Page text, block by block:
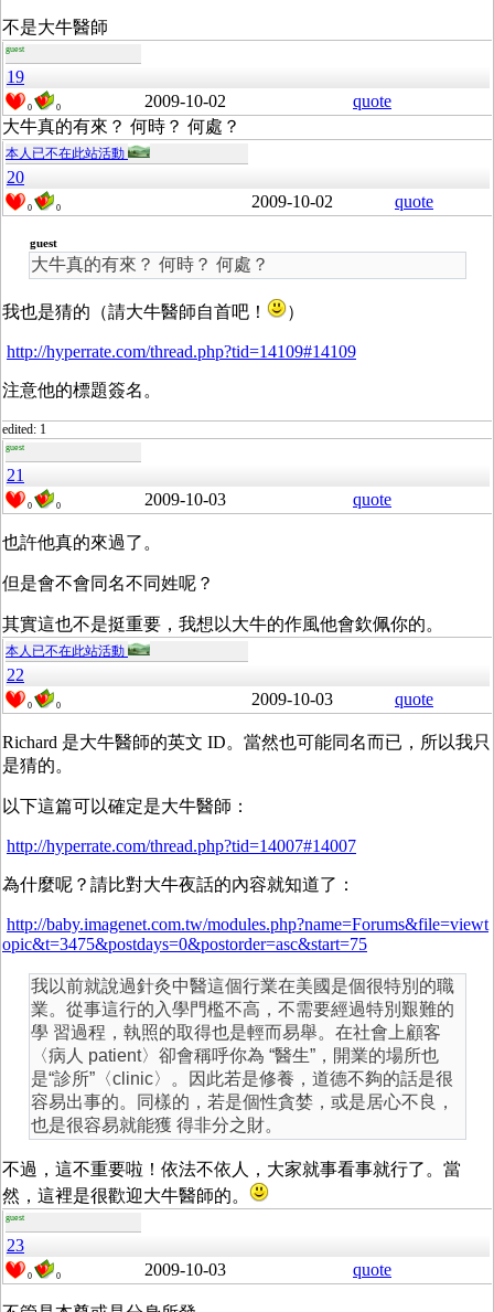
不是大牛醫師
guest
19
0 0 2009-10-02
quote
大牛真的有來？ 何時？ 何處？
本人已不在此站活動
20
0 0 2009-10-02 quote
guest
大牛真的有來？ 何時？ 何處？
我也是猜的（請大牛醫師自首吧！ ）
http://hyperrate.com/thread.php?tid=14109#14109
注意他的標題簽名。
edited: 1
guest
21
0 0 2009-10-03 quote
也許他真的來過了。
但是會不會同名不同姓呢？
其實這也不是挺重要，我想以大牛的作風他會欽佩你的。
本人已不在此站活動
22
0 0 2009-10-03 quote
Richard 是大牛醫師的英文 ID。當然也可能同名而已，所以我只
是猜的。
以下這篇可以確定是大牛醫師：
http://hyperrate.com/thread.php?tid=14007#14007
為什麼呢？請比對大牛夜話的內容就知道了：
http://baby.imagenet.com.tw/modules.php?name=Forums&file=viewt
opic&t=3475&postdays=0&postorder=asc&start=75
我以前就說過針灸中醫這個行業在美國是個很特別的職
業。從事這行的入學門檻不高，不需要經過特別艱難的
學 習過程，執照的取得也是輕而易舉。在社會上顧客
〈病人 patient〉卻會稱呼你為 “醫生”，開業的場所也
是“診所”〈clinic〉。因此若是修養，道德不夠的話是很
容易出事的。同樣的，若是個性貪婪，或是居心不良，
也是很容易就能獲 得非分之財。
不過，這不重要啦！依法不依人，大家就事看事就行了。當
然，這裡是很歡迎大牛醫師的。
guest
23
0 0 2009-10-03 quote